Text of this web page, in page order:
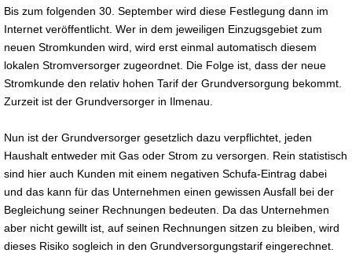
Bis zum folgenden 30. September wird diese Festlegung dann im
Internet veröffentlicht. Wer in dem jeweiligen Einzugsgebiet zum
neuen Stromkunden wird, wird erst einmal automatisch diesem
lokalen Stromversorger zugeordnet. Die Folge ist, dass der neue
Stromkunde den relativ hohen Tarif der Grundversorgung bekommt.
Zurzeit ist der Grundversorger in Ilmenau.
Nun ist der Grundversorger gesetzlich dazu verpflichtet, jeden
Haushalt entweder mit Gas oder Strom zu versorgen. Rein statistisch
sind hier auch Kunden mit einem negativen Schufa-Eintrag dabei
und das kann für das Unternehmen einen gewissen Ausfall bei der
Begleichung seiner Rechnungen bedeuten. Da das Unternehmen
aber nicht gewillt ist, auf seinen Rechnungen sitzen zu bleiben, wird
dieses Risiko sogleich in den Grundversorgungstarif eingerechnet.